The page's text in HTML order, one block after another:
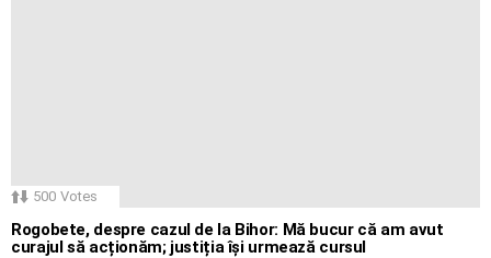
500 Votes
Rogobete, despre cazul de la Bihor: Mă bucur că am avut
curajul să acționăm; justiția își urmează cursul